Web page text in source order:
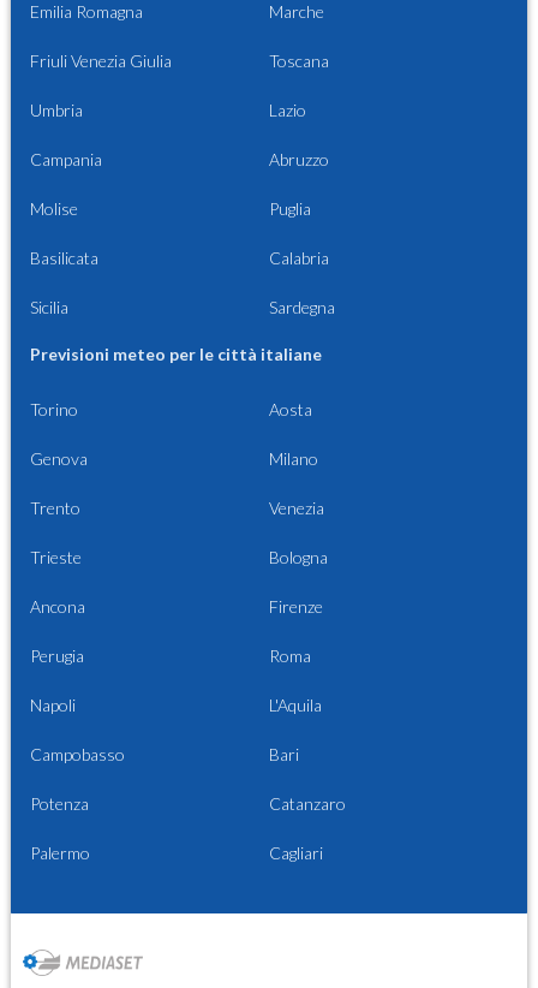
Emilia Romagna Marche
Friuli Venezia Giulia Toscana
Umbria Lazio
Campania Abruzzo
Molise Puglia
Basilicata Calabria
Sicilia Sardegna
Previsioni meteo per le città italiane
Torino Aosta
Genova Milano
Trento Venezia
Trieste Bologna
Ancona Firenze
Perugia Roma
Napoli L'Aquila
Campobasso Bari
Potenza Catanzaro
Palermo Cagliari